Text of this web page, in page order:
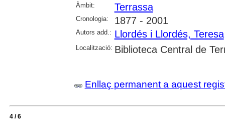
Àmbit: Terrassa
Cronologia: 1877 - 2001
Autors add.: Llordés i Llordés, Teresa
Localització: Biblioteca Central de
Enllaç permanent a aquest
4 / 6